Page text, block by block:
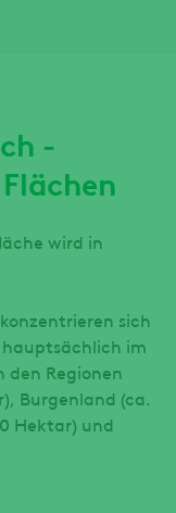
-
wird in
sich
im
den Regionen
Burgenland (ca.
Hektar) und